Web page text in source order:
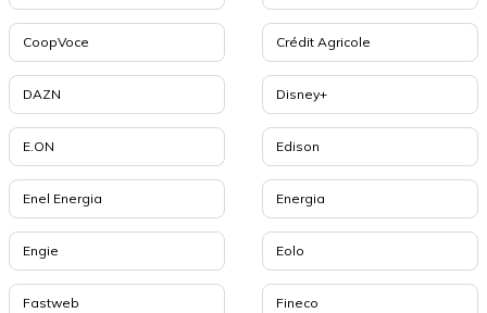
CoopVoce Crédit Agricole
DAZN Disney+
E.ON Edison
Enel Energia Energia
Engie Eolo
Fastweb Fineco